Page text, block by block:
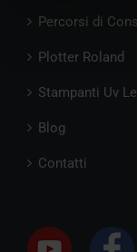
Percorsi di
Plotter Roland
Stampanti Uv
Blog
Contatti